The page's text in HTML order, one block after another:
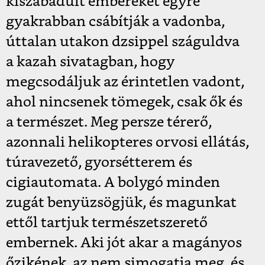
gyakrabban csábítják a vadonba,
úttalan utakon dzsippel száguldva
a kazah sivatagban, hogy
megcsodáljuk az érintetlen vadont,
ahol nincsenek tömegek, csak ők és
a természet. Meg persze térerő,
azonnali helikopteres orvosi ellátás,
túravezető, gyorsétterem és
cigiautomata. A bolygó minden
zugát benyüzsögjük, és magunkat
ettől tartjuk természetszerető
embernek. Aki jót akar a magányos